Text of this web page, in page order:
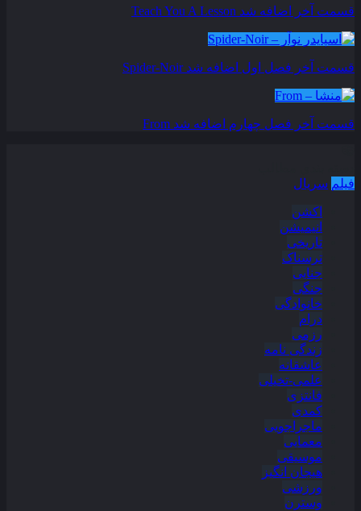
قسمت آخر اضافه شد Teach You A Lesson
قسمت آخر فصل اول اضافه شد Spider-Noir
قسمت آخر فصل چهارم اضافه شد From
فیلم سریال
اکشن
انیمیشن
تاریخی
ترسناک
جنایی
جنگی
خانوادگی
درام
رزمی
زندگی نامه
عاشقانه
علمی-تخیلی
فانتزی
کمدی
ماجراجویی
معمایی
موسیقی
هیجان انگیز
ورزشی
وسترن